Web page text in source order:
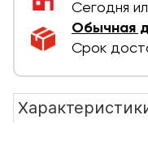
Сегодня
Обычная
Срок